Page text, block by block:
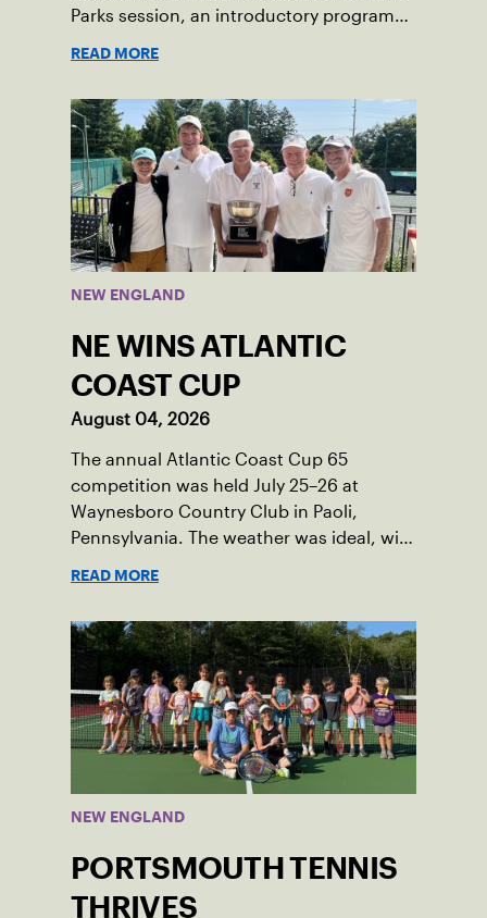
Parks session, an introductory program
time, he’s the one running the drills.
READ MORE
NEW ENGLAND
NE WINS ATLANTIC
COAST CUP
August 04, 2026
The annual Atlantic Coast Cup 65
competition was held July 25–26 at
Waynesboro Country Club in Paoli,
Pennsylvania. The weather was ideal, with
setting for the event, featuring 10
impeccably maintained Har-Tru courts
and excellent balcony viewing for
spectators.
READ MORE
NEW ENGLAND
PORTSMOUTH TENNIS
THRIVES